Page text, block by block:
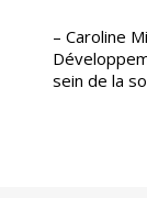
– Caroline
sein de la